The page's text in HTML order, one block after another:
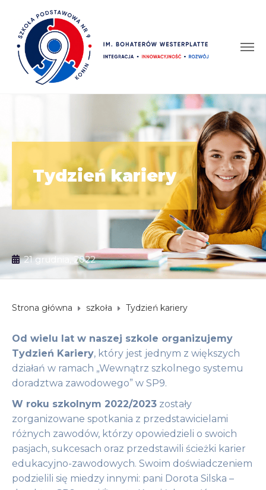
Tydzień kariery
21 grudnia, 2022
Strona główna szkoła Tydzień kariery
Od wielu lat w naszej szkole organizujemy
Tydzień Kariery, który jest jednym z większych
działań w ramach „Wewnątrz szkolnego systemu
doradztwa zawodowego” w SP9.
W roku szkolnym 2022/2023 zostały
zorganizowane spotkania z przedstawicielami
różnych zawodów, którzy opowiedzieli o swoich
pasjach, sukcesach oraz przedstawili ścieżki karier
edukacyjno-zawodowych. Swoim doświadczeniem
podzielili się miedzy innymi: pani Dorota Silska –